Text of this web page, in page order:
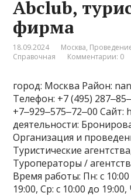
Abclub,
фирма
18.09.2024 Москва,
Справочная
Комментарии: 0
город: Москва Район:
Телефон: +7 (495)
+7‒929‒575‒72‒00
деятельности:
Организация и
Туристические
Туроператоры /
Время работы: Пн: с
19:00, Ср: с 10:00 до